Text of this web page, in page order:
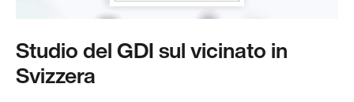
Studio del GDI sul vicinato in
Svizzera